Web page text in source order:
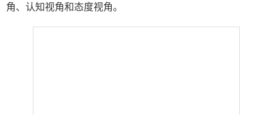
角、认知视角和态度视角。